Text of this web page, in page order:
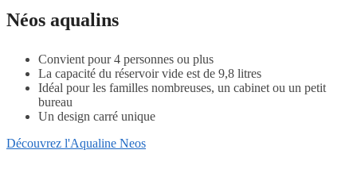
Néos aqualins
Convient pour 4 personnes ou plus
La capacité du réservoir vide est de 9,8 litres
Idéal pour les familles nombreuses, un cabinet ou un petit
bureau
Un design carré unique
Découvrez l'Aqualine Neos